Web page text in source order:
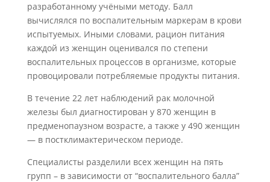
разработанному учёными методу. Балл
вычислялся по воспалительным маркерам в крови
испытуемых. Иными словами, рацион питания
каждой из женщин оценивался по степени
воспалительных процессов в организме, которые
провоцировали потребляемые продукты питания.
В течение 22 лет наблюдений рак молочной
железы был диагностирован у 870 женщин в
предменопаузном возрасте, а также у 490 женщин
— в постклимактерическом периоде.
Специалисты разделили всех женщин на пять
групп – в зависимости от “воспалительного балла”